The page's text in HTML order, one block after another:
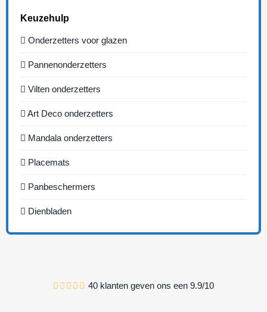
Keuzehulp
Onderzetters voor glazen
Pannenonderzetters
Vilten onderzetters
Art Deco onderzetters
Mandala onderzetters
Placemats
Panbeschermers
Dienbladen
40 klanten geven ons een 9.9/10